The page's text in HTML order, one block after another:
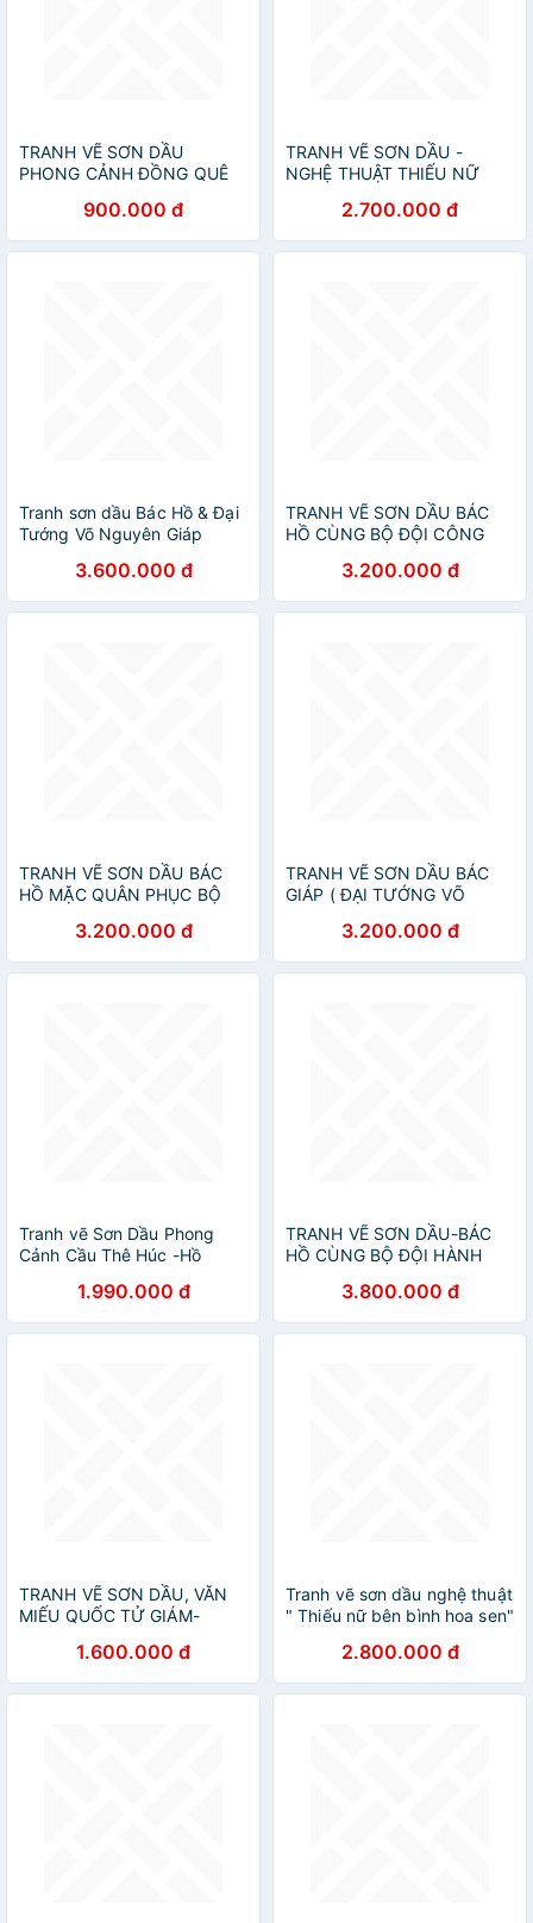
TRANH VẼ SƠN DẦU
PHONG CẢNH ĐỒNG QUÊ
900.000 đ
TRANH VẼ SƠN DẦU -
NGHỆ THUẬT THIẾU NỮ
2.700.000 đ
Tranh sơn dầu Bác Hồ & Đại
Tướng Võ Nguyên Giáp
3.600.000 đ
TRANH VẼ SƠN DẦU BÁC
HỒ CÙNG BỘ ĐỘI CÔNG
3.200.000 đ
TRANH VẼ SƠN DẦU BÁC
HỒ MẶC QUÂN PHỤC BỘ
3.200.000 đ
TRANH VẼ SƠN DẦU BÁC
GIÁP ( ĐẠI TƯỚNG VÕ
3.200.000 đ
Tranh vẽ Sơn Dầu Phong
Cảnh Cầu Thê Húc -Hồ
1.990.000 đ
TRANH VẼ SƠN DẦU-BÁC
HỒ CÙNG BỘ ĐỘI HÀNH
3.800.000 đ
TRANH VẼ SƠN DẦU, VĂN
MIẾU QUỐC TỬ GIÁM-
1.600.000 đ
Tranh vẽ sơn dầu nghệ thuật
" Thiếu nữ bên bình hoa sen"
2.800.000 đ